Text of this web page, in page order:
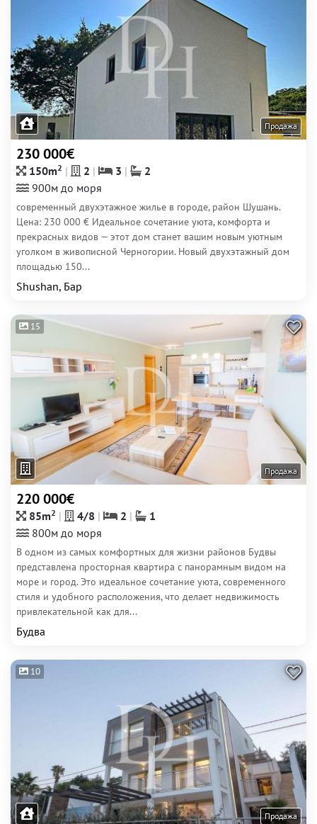
Продажа
230 000€
150m2 2 3
2
900м до моря
современный двухэтажное жилье в городе, район Шушань.
Цена: 230 000 € Идеальное сочетание уюта, комфорта и
прекрасных видов — этот дом станет вашим новым уютным
уголком в живописной Черногории. Новый двухэтажный дом
площадью 150...
Shushan, Бар
15
Продажа
220 000€
85m2 4/8 2
1
800м до моря
В одном из самых комфортных для жизни районов Будвы
представлена просторная квартира с панорамным видом на
море и город. Это идеальное сочетание уюта, современного
стиля и удобного расположения, что делает недвижимость
привлекательной как для...
Будва
10
Продажа